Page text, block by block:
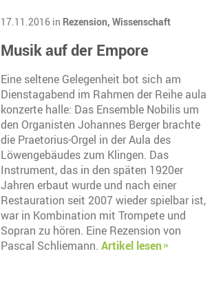
17.11.2016 in Rezension, Wissenschaft
Musik auf der Empore
Eine seltene Gelegenheit bot sich am
Dienstagabend im Rahmen der Reihe aula
konzerte halle: Das Ensemble Nobilis um
den Organisten Johannes Berger brachte
die Praetorius-Orgel in der Aula des
Löwengebäudes zum Klingen. Das
Instrument, das in den späten 1920er
Jahren erbaut wurde und nach einer
Restauration seit 2007 wieder spielbar ist,
war in Kombination mit Trompete und
Sopran zu hören. Eine Rezension von
Pascal Schliemann. Artikel lesen